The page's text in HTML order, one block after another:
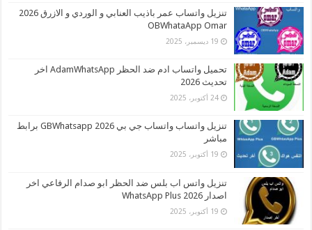
تنزيل واتساب عمر باذيب العنابي و الوردي و الازرق 2026
OBWhataApp Omar
19 ديسمبر، 2025
تحميل واتساب ادم ضد الحظر AdamWhatsApp اخر
تحديث 2026
24 أكتوبر، 2025
تنزيل واتساب واتساب جي بي 2026 GBWhatsapp برابط
مباشر
19 أكتوبر، 2025
تنزيل واتس اب بلس ضد الحظر ابو صدام الرفاعي اخر
اصدار 2026 WhatsApp Plus
19 أكتوبر، 2025